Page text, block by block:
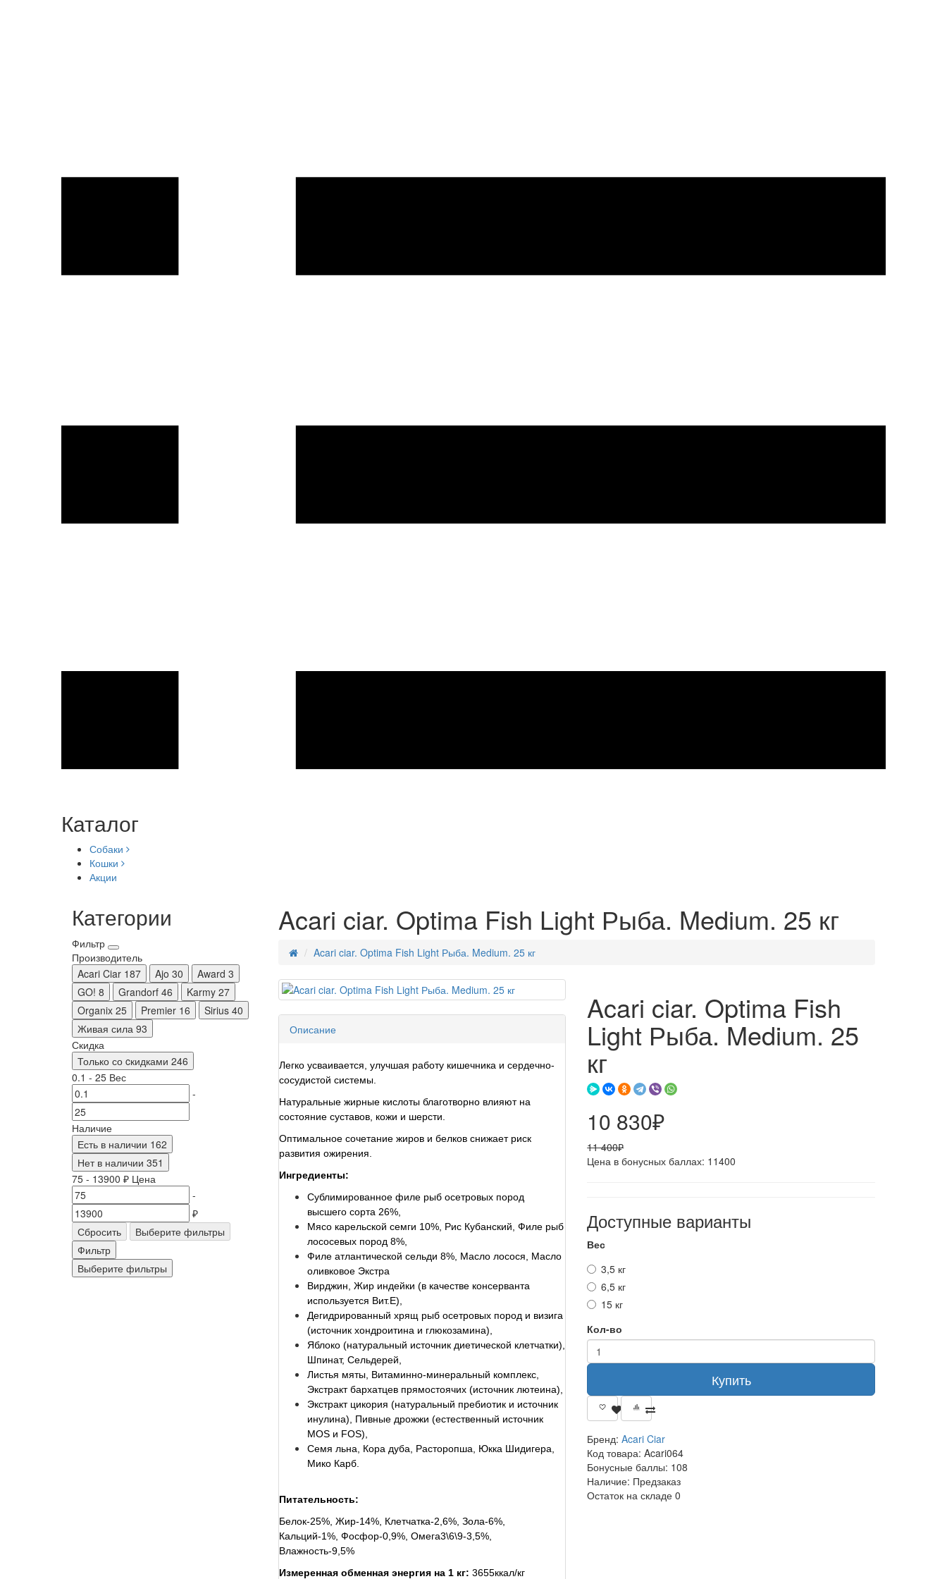
Каталог
Собаки
Кошки
Акции
Категории
Фильтр
Производитель
Acari Ciar 187 Ajo 30 Award 3
GO! 8 Grandorf 46 Karmy 27
Organix 25 Premier 16 Sirius 40
Живая сила 93
Скидка
Только со cкидками 246
0.1 - 25 Вес
-
Наличие
Есть в наличии 162
Нет в наличии 351
75 - 13900 ₽ Цена
-
₽
Сбросить
Выберите фильтры
Фильтр
Выберите фильтры
Acari ciar. Optima Fish Light Рыба. Medium. 25 кг
Acari ciar. Optima Fish Light Рыба. Medium. 25 кг
Описание
Легко усваивается, улучшая работу кишечника и сердечно-
сосудистой системы.
Натуральные жирные кислоты благотворно влияют на
состояние суставов, кожи и шерсти.
Оптимальное сочетание жиров и белков снижает риск
развития ожирения.
Ингредиенты:
Сублимированное филе рыб осетровых пород
высшего сорта 26%,
Мясо карельской семги 10%, Рис Кубанский, Филе рыб
лососевых пород 8%,
Филе атлантической сельди 8%, Масло лосося, Масло
оливковое Экстра
Вирджин, Жир индейки (в качестве консерванта
используется Вит.E),
Дегидрированный хрящ рыб осетровых пород и визига
(источник хондроитина и глюкозамина),
Яблоко (натуральный источник диетической клетчатки),
Шпинат, Сельдерей,
Листья мяты, Витаминно-минеральный комплекс,
Экстракт бархатцев прямостоячих (источник лютеина),
Экстракт цикория (натуральный пребиотик и источник
инулина), Пивные дрожжи (естественный источник
MOS и FOS),
Семя льна, Кора дуба, Расторопша, Юкка Шидигера,
Мико Карб.
Питательность:
Белок-25%, Жир-14%, Клетчатка-2,6%, Зола-6%,
Кальций-1%, Фосфор-0,9%, Омега3\6\9-3,5%,
Влажность-9,5%
Измеренная обменная энергия на 1 кг: 3655ккал/кг
Acari ciar. Optima Fish
Light Рыба. Medium. 25
кг
10 830₽
11 400₽
Цена в бонусных баллах: 11400
Доступные варианты
Вес
3,5 кг
6,5 кг
15 кг
Кол-во
Купить
Бренд: Acari Ciar
Код товара: Acari064
Бонусные баллы: 108
Наличие: Предзаказ
Остаток на складе 0